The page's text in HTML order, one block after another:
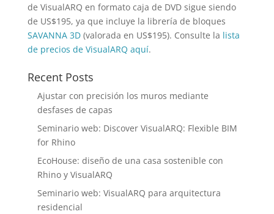
de VisualARQ en formato caja de DVD sigue siendo
de US$195, ya que incluye la librería de bloques
SAVANNA 3D(valorada en US$195). Consulte la lista
de precios de VisualARQ aquí.
Recent Posts
Ajustar con precisión los muros mediante
desfases de capas
Seminario web: Discover VisualARQ: Flexible BIM
for Rhino
EcoHouse: diseño de una casa sostenible con
Rhino y VisualARQ
Seminario web: VisualARQ para arquitectura
residencial